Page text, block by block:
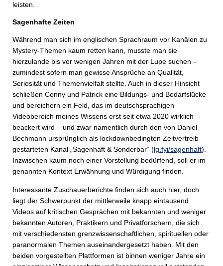
leisten.
Sagenhafte Zeiten
Während man sich im englischen Sprachraum vor Kanälen zu
Mystery-Themen kaum retten kann, musste man sie
hierzulande bis vor wenigen Jahren mit der Lupe suchen –
zumindest sofern man gewisse Ansprüche an Qualität,
Seriosität und Themenvielfalt stellte. Auch in dieser Hinsicht
schließen Conny und Patrick eine Bildungs- und Bedarfslücke
und bereichern ein Feld, das im deutschsprachigen
Videobereich meines Wissens erst seit etwa 2020 wirklich
beackert wird – und zwar namentlich durch den von Daniel
Bechmann ursprünglich als lockdownbedingten Zeitvertreib
gestarteten Kanal „Sagenhaft & Sonderbar“ (lg.fyi/sagenhaft).
Inzwischen kaum noch einer Vorstellung bedürfend, soll er im
genannten Kontext Erwähnung und Würdigung finden.
Interessante Zuschauerberichte finden sich auch hier, doch
liegt der Schwerpunkt der mittlerweile knapp eintausend
Videos auf kritischen Gesprächen mit bekannten und weniger
bekannten Autoren, Praktikern und Privatforschern, die sich
mit verschiedensten grenzwissenschaftlichen, spirituellen oder
paranormalen Themen auseinandergesetzt haben. Mit den
beiden vorgestellten Plattformen ist binnen weniger Jahre ein